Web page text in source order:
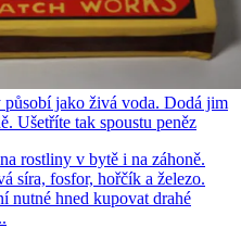
jako živá voda. Dodá jim
Ušetříte tak spoustu peněz
rostliny v bytě i na záhoně.
síra, fosfor, hořčík a železo.
nutné hned kupovat drahé